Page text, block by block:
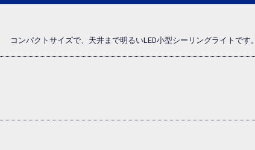
コンパクトサイズで、天井まで明るいLED小型シーリングライトです。